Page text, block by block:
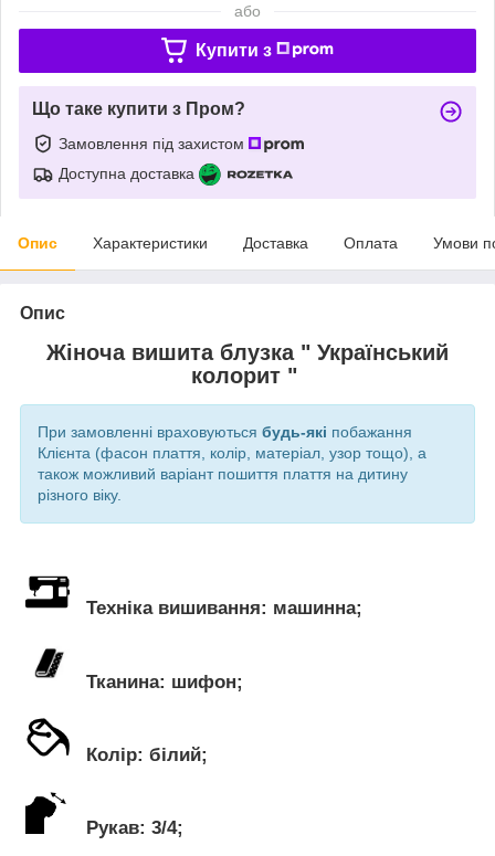
або
Купити з
Що таке купити з Пром?
Замовлення під захистом
Доступна доставка
Опис Характеристики Доставка Оплата Умови
Опис
Жіноча вишита блузка " Український
колорит "
При замовленні враховуються будь-які побажання
Клієнта (фасон плаття, колір, матеріал, узор тощо), а
також можливий варіант пошиття плаття на дитину
різного віку.
Техніка вишивання: машинна;
Тканина: шифон;
Колір: білий;
Рукав: 3/4;